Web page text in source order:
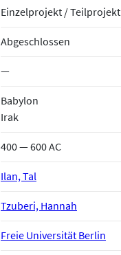
Einzelprojekt / Teilprojekt
Abgeschlossen
—
Babylon
Irak
400 — 600 AC
Ilan, Tal
Tzuberi, Hannah
Freie Universität Berlin